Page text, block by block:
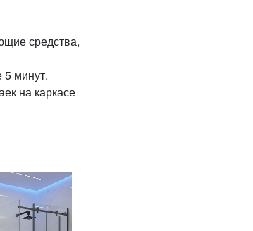
средства,
5 минут.
на каркасе